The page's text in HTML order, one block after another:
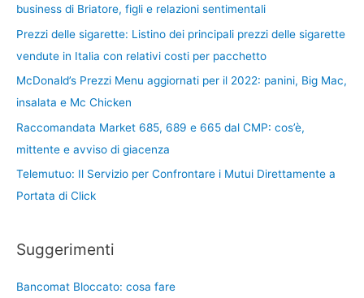
business di Briatore, figli e relazioni sentimentali
Prezzi delle sigarette: Listino dei principali prezzi delle sigarette
vendute in Italia con relativi costi per pacchetto
McDonald’s Prezzi Menu aggiornati per il 2022: panini, Big Mac,
insalata e Mc Chicken
Raccomandata Market 685, 689 e 665 dal CMP: cos’è,
mittente e avviso di giacenza
Telemutuo: Il Servizio per Confrontare i Mutui Direttamente a
Portata di Click
Suggerimenti
Bancomat Bloccato: cosa fare